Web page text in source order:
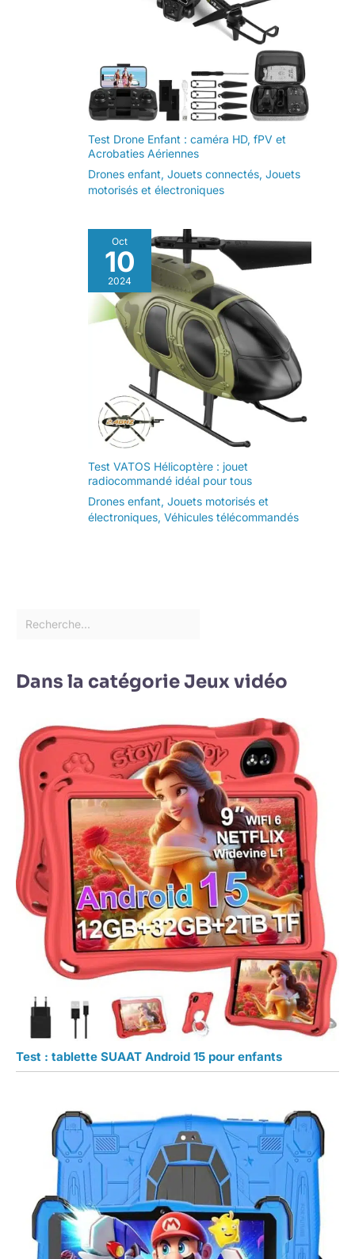
Test Drone Enfant : caméra HD, fPV et
Acrobaties Aériennes
Drones enfant, Jouets connectés, Jouets
motorisés et électroniques
Oct
10
2024
Test VATOS Hélicoptère : jouet
radiocommandé idéal pour tous
Drones enfant, Jouets motorisés et
électroniques, Véhicules télécommandés
Dans la catégorie Jeux vidéo
Test : tablette SUAAT Android 15 pour enfants